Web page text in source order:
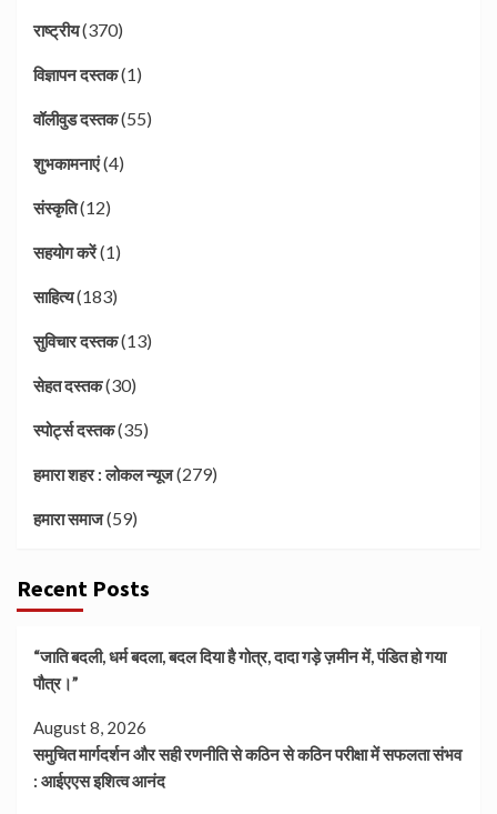
राष्ट्रीय(370)
विज्ञापन दस्तक(1)
वॉलीवुड दस्तक(55)
शुभकामनाएं(4)
संस्कृति(12)
सहयोग करें(1)
साहित्य(183)
सुविचार दस्तक(13)
सेहत दस्तक(30)
स्पोर्ट्स दस्तक(35)
हमारा शहर : लोकल न्यूज(279)
हमारा समाज(59)
Recent Posts
“जाति बदली, धर्म बदला, बदल दिया है गोत्र, दादा गड़े ज़मीन में, पंडित हो गया
पौत्र।”
August 8, 2026
समुचित मार्गदर्शन और सही रणनीति से कठिन से कठिन परीक्षा में सफलता संभव
: आईएएस इशित्व आनंद